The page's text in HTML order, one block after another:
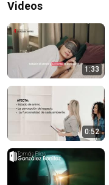
Videos
1:33
0:52